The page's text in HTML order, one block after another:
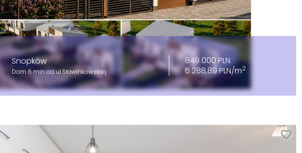
Snopków
Dom 6 min od ul.Sławinkowskiej
849 000 PLN
6 288,89 PLN/m2